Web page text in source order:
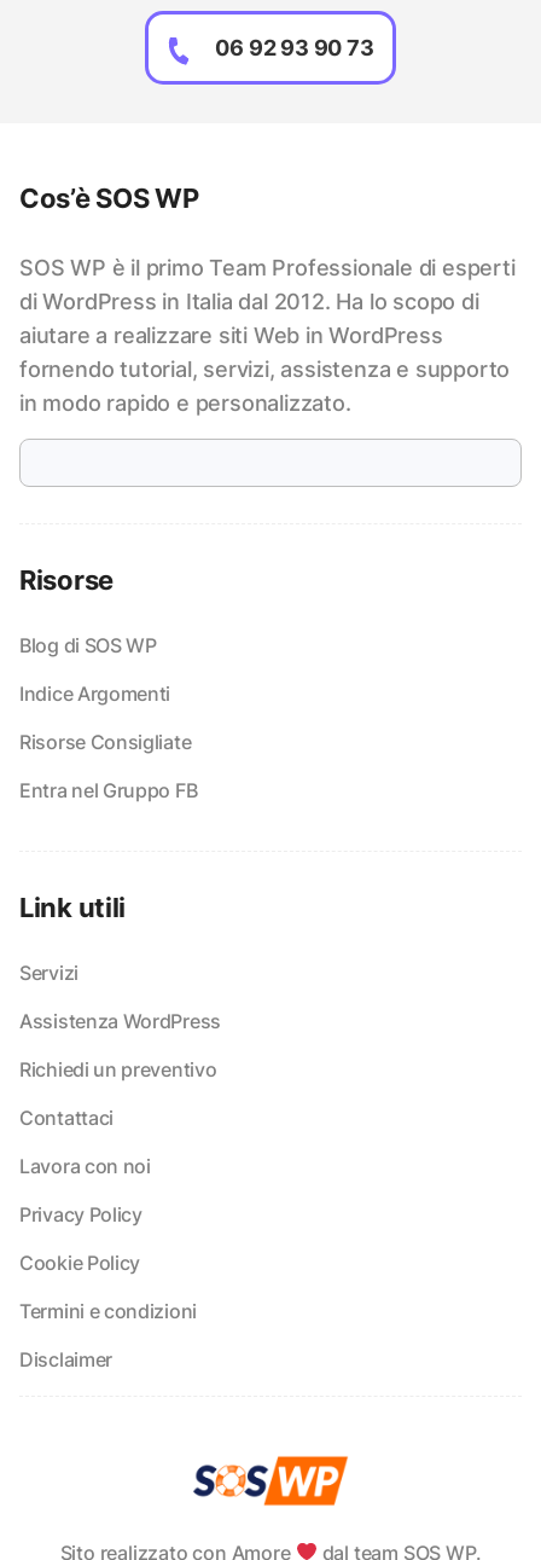
06 92 93 90 73
Cos’è SOS WP
SOS WP è il primo Team Professionale di esperti
di WordPress in Italia dal 2012. Ha lo scopo di
aiutare a realizzare siti Web in WordPress
fornendo tutorial, servizi, assistenza e supporto
in modo rapido e personalizzato.
Risorse
Blog di SOS WP
Indice Argomenti
Risorse Consigliate
Entra nel Gruppo FB
Link utili
Servizi
Assistenza WordPress
Richiedi un preventivo
Contattaci
Lavora con noi
Privacy Policy
Cookie Policy
Termini e condizioni
Disclaimer
Sito realizzato con Amore dal team SOS WP.